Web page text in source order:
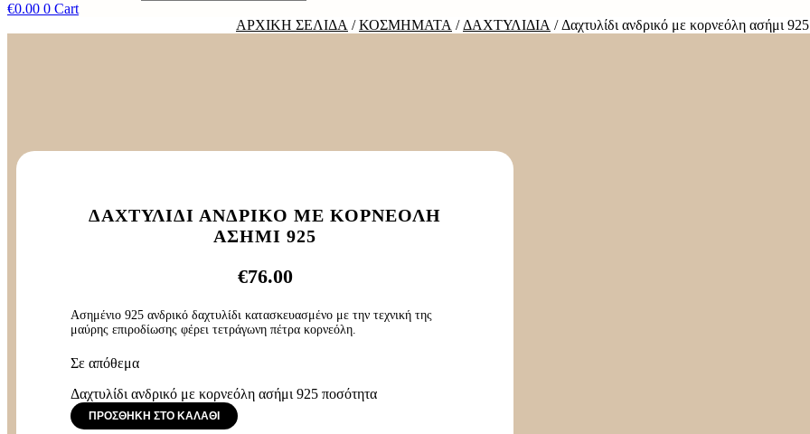
€0.00 0 Cart
ΑΡΧΙΚΉ ΣΕΛΊΔΑ /ΚΟΣΜΉΜΑΤΑ / ΔΑΧΤΥΛΊΔΙΑ / Δαχτυλίδι ανδρικό με κορνεόλη ασήμι 925
ΔΑΧΤΥΛΊΔΙ ΑΝΔΡΙΚΌ ΜΕ ΚΟΡΝΕΌΛΗ
ΑΣΉΜΙ 925
€76.00
Ασημένιο 925 ανδρικό δαχτυλίδι κατασκευασμένο με την τεχνική της
μαύρης επιροδίωσης φέρει τετράγωνη πέτρα κορνεόλη.
Σε απόθεμα
Δαχτυλίδι ανδρικό με κορνεόλη ασήμι 925 ποσότητα
ΠΡΟΣΘΉΚΗ ΣΤΟ ΚΑΛΆΘΙ